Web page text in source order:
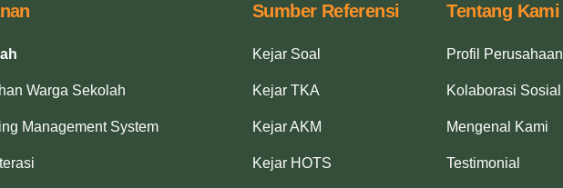
Warga Sekolah
Management System
Sumber Referensi
Kejar Soal
Kejar TKA
Kejar AKM
Kejar HOTS
Tentang Kami
Profil Perusahaan
Kolaborasi Sosial
Mengenal Kami
Testimonial